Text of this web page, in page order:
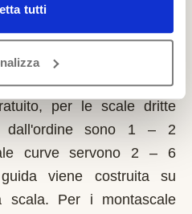
tutti
o affittuari dell'immobile.
per le scale dritte
dall'ordine sono 1 – 2
curve servono 2 – 6
viene costruita su
scala. Per i montascale